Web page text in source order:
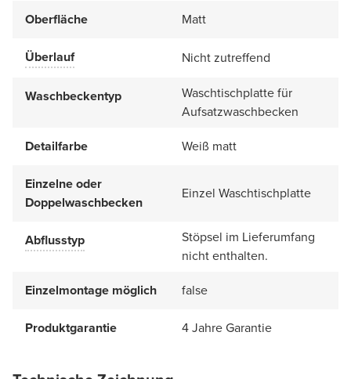
Oberfläche Matt
Überlauf Nicht zutreffend
Waschbeckentyp
Waschtischplatte für
Aufsatzwaschbecken
Detailfarbe
Weiß matt
Einzelne oder
Doppelwaschbecken
Einzel Waschtischplatte
Abflusstyp
Stöpsel im Lieferumfang
nicht enthalten.
Einzelmontage möglich
false
Produktgarantie 4 Jahre Garantie